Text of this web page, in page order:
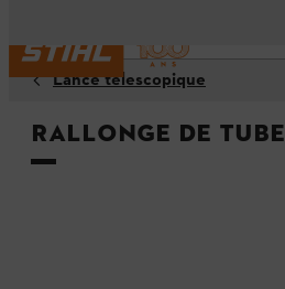
Lance télescopique
Rallonge de tube